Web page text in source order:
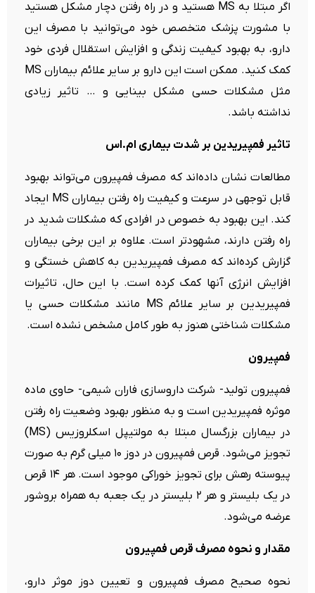
اگر مبتلا به MS هستید و در راه رفتن دچار مشکل هستید
با مشورت پزشک متخصص خود می‌توانید با مصرف این
دارو، به بهبود کیفیت زندگی و افزایش استقلال فردی خود
کمک کنید. ممکن است این دارو بر سایر علائم بیماران MS
مثل مشکلات حسی مشکل بینایی و … تاثیر زیادی
نداشته باشد.
تاثیر فمپیریدین بر شدت بیماری ام.اس
مطالعات نشان داده‌اند که مصرف فمپیرون می‌تواند بهبود
قابل توجهی در سرعت و کیفیت راه رفتن بیماران MS ایجاد
کند. این بهبود به خصوص در افرادی که مشکلات شدید در
راه رفتن دارند، مشهودتر است. علاوه بر این برخی بیماران
گزارش کرده‌اند که مصرف فمپیریدین به کاهش خستگی و
افزایش انرژی آنها کمک کرده است. با این حال، تاثیرات
فمپیریدین بر سایر علائم MS مانند مشکلات حسی یا
مشکلات شناختی هنوز به طور کامل مشخص نشده است.
فمپیرون
فمپیرون تولید- شرکت داروسازی فاران شیمی- حاوی ماده
موثره فمپیریدین است و به منظور بهبود وضعیت راه رفتن
در بیماران بزرگسال مبتلا به مولتیپل اسکلروزیس (MS)
تجویز می‌شود. قرص فمپیرون در دوز ۱۰ میلی گرم به صورت
پیوسته رهش برای تجویز خوراکی موجود است. هر ۱۴ قرص
در یک بلیستر و هر ۲ بلیستر در یک جعبه به همراه بروشور
عرضه می‌شود.
مقدار و نحوه مصرف قرص فمپیرون
نحوه صحیح مصرف فمپیرون و تعیین دوز موثر دارو،